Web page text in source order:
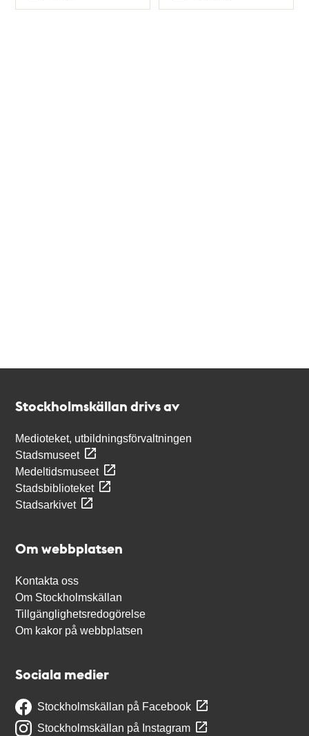
Typ Typ
Stockholmskällan drivs av
Medioteket, utbildningsförvaltningen
Stadsmuseet
Medeltidsmuseet
Stadsbiblioteket
Stadsarkivet
Om webbplatsen
Kontakta oss
Om Stockholmskällan
Tillgänglighetsredogörelse
Om kakor på webbplatsen
Sociala medier
Stockholmskällan på Facebook
Stockholmskällan på Instagram